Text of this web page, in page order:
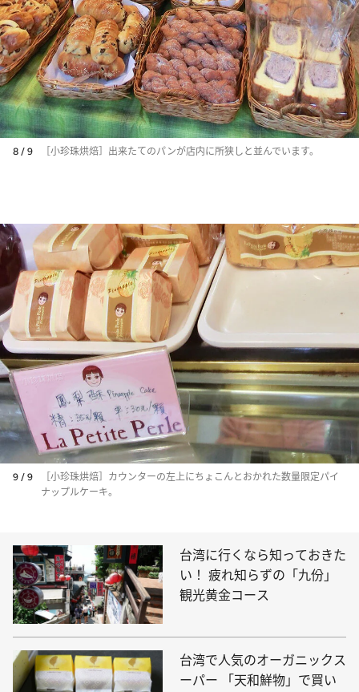
8 / 9 ［小珍珠烘焙］出来たてのパンが店内に所狭しと並んでいます。
9 / 9
［小珍珠烘焙］カウンターの左上にちょこんとおかれた数量限定パイ
ナップルケーキ。
台湾に行くなら知っておきた
い！ 疲れ知らずの「九份」
観光黄金コース
台湾で人気のオーガニックス
ーパー 「天和鮮物」で買い